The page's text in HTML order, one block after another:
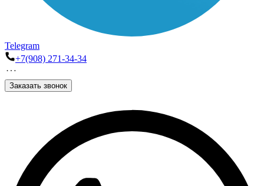
Telegram
+7(908) 271-34-34
Заказать звонок